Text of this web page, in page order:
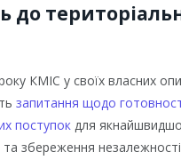
до
КМІС у своїх власних
запитання щодо
поступок для
збереження